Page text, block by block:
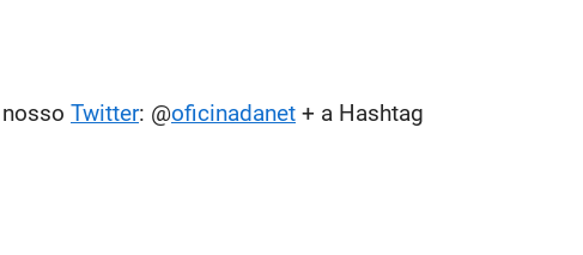
Twitter: @oficinadanet + a Hashtag